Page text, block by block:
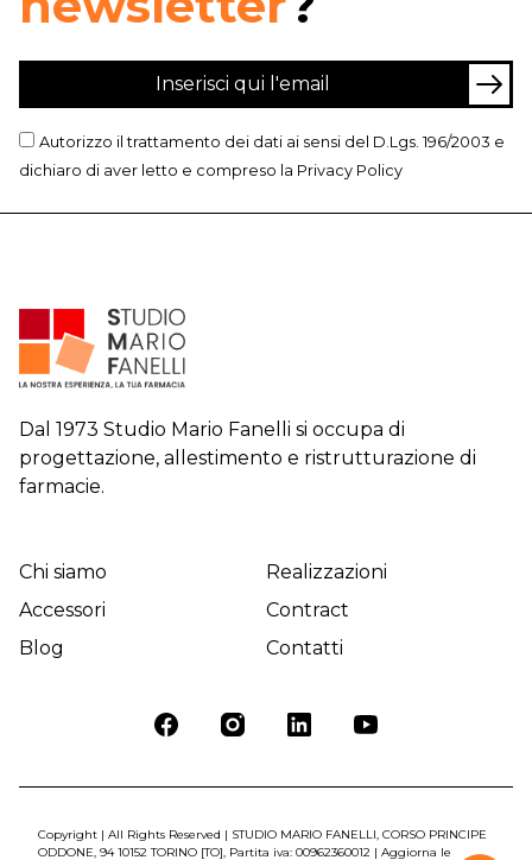
Autorizzo il trattamento dei dati ai sensi del D.Lgs. 196/2003 e
dichiaro di aver letto e compreso la Privacy Policy
Dal 1973 Studio Mario Fanelli si occupa di
progettazione, allestimento e ristrutturazione di
farmacie.
Chi siamo
Realizzazioni
Accessori
Contract
Blog
Contatti
Copyright | All Rights Reserved | STUDIO MARIO FANELLI, CORSO PRINCIPE
ODDONE, 94 10152 TORINO [TO], Partita iva: 00962360012 | Aggiorna le